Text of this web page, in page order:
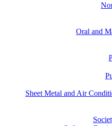
Oral and
Sheet Metal and Air